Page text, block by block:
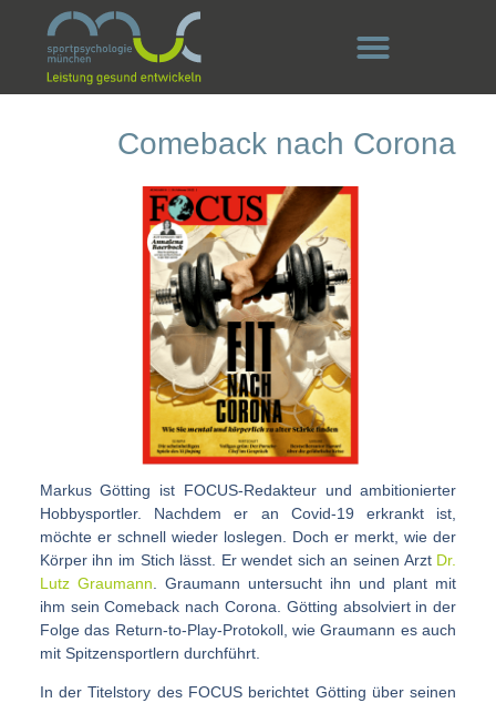
Comeback nach Corona
Markus Götting ist FOCUS-Redakteur und ambitionierter
Hobbysportler. Nachdem er an Covid-19 erkrankt ist,
möchte er schnell wieder loslegen. Doch er merkt, wie der
Körper ihn im Stich lässt. Er wendet sich an seinen Arzt Dr.
Lutz Graumann . Graumann untersucht ihn und plant mit
ihm sein Comeback nach Corona. Götting absolviert in der
Folge das Return-to-Play-Protokoll, wie Graumann es auch
mit Spitzensportlern durchführt.
In der Titelstory des FOCUS berichtet Götting über seinen